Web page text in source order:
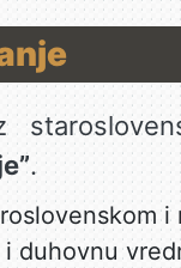
.
i
duhovnu